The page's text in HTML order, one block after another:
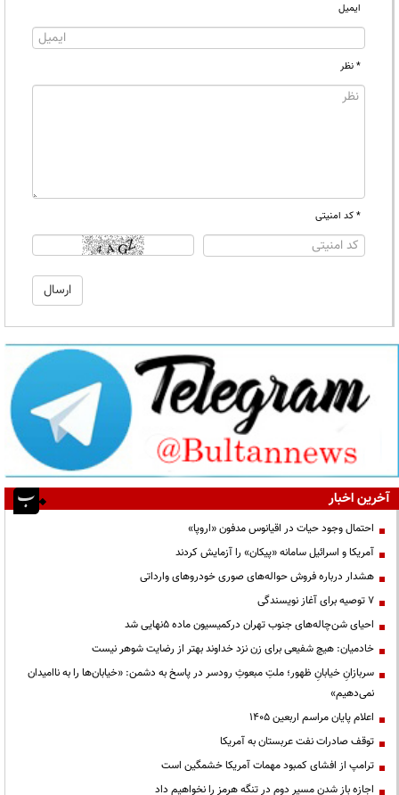
ایمیل
* نظر
* کد امنیتی
آخرین اخبار
احتمال وجود حیات در اقیانوس مدفون «اروپا»
آمریکا و اسرائیل سامانه «پیکان» را آزمایش کردند
هشدار درباره فروش حواله‌های صوری خودروهای وارداتی
۷ توصیه برای آغاز نویسندگی
احیای شن‌چاله‌های جنوب تهران درکمیسیون ماده ۵نهایی شد
خادمیان: هیچ شفیعی برای زن نزد خداوند بهتر از رضایت شوهر نیست
سربازانِ خیابانِ ظهور؛ ملتِ مبعوثِ رودسر در پاسخ به دشمن: «خیابان‌ها را به ناامیدان
نمی‌دهیم»
اعلام پایان مراسم اربعین ۱۴۰۵
توقف صادرات نفت عربستان به آمریکا
ترامپ از افشای کمبود مهمات آمریکا خشمگین است
اجازه باز شدن مسیر دوم در تنگه هرمز را نخواهیم داد